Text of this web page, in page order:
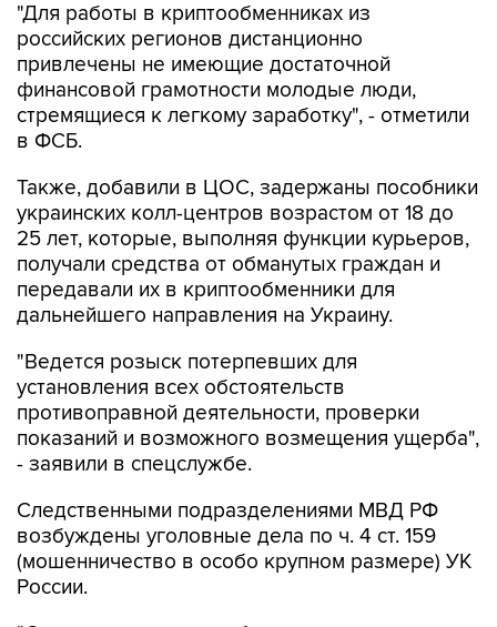
"Для работы в криптообменниках из
российских регионов дистанционно
привлечены не имеющие достаточной
финансовой грамотности молодые люди,
стремящиеся к легкому заработку", - отметили
в ФСБ.
Также, добавили в ЦОС, задержаны пособники
украинских колл-центров возрастом от 18 до
25 лет, которые, выполняя функции курьеров,
получали средства от обманутых граждан и
передавали их в криптообменники для
дальнейшего направления на Украину.
"Ведется розыск потерпевших для
установления всех обстоятельств
противоправной деятельности, проверки
показаний и возможного возмещения ущерба",
- заявили в спецслужбе.
Следственными подразделениями МВД РФ
возбуждены уголовные дела по ч. 4 ст. 159
(мошенничество в особо крупном размере) УК
России.